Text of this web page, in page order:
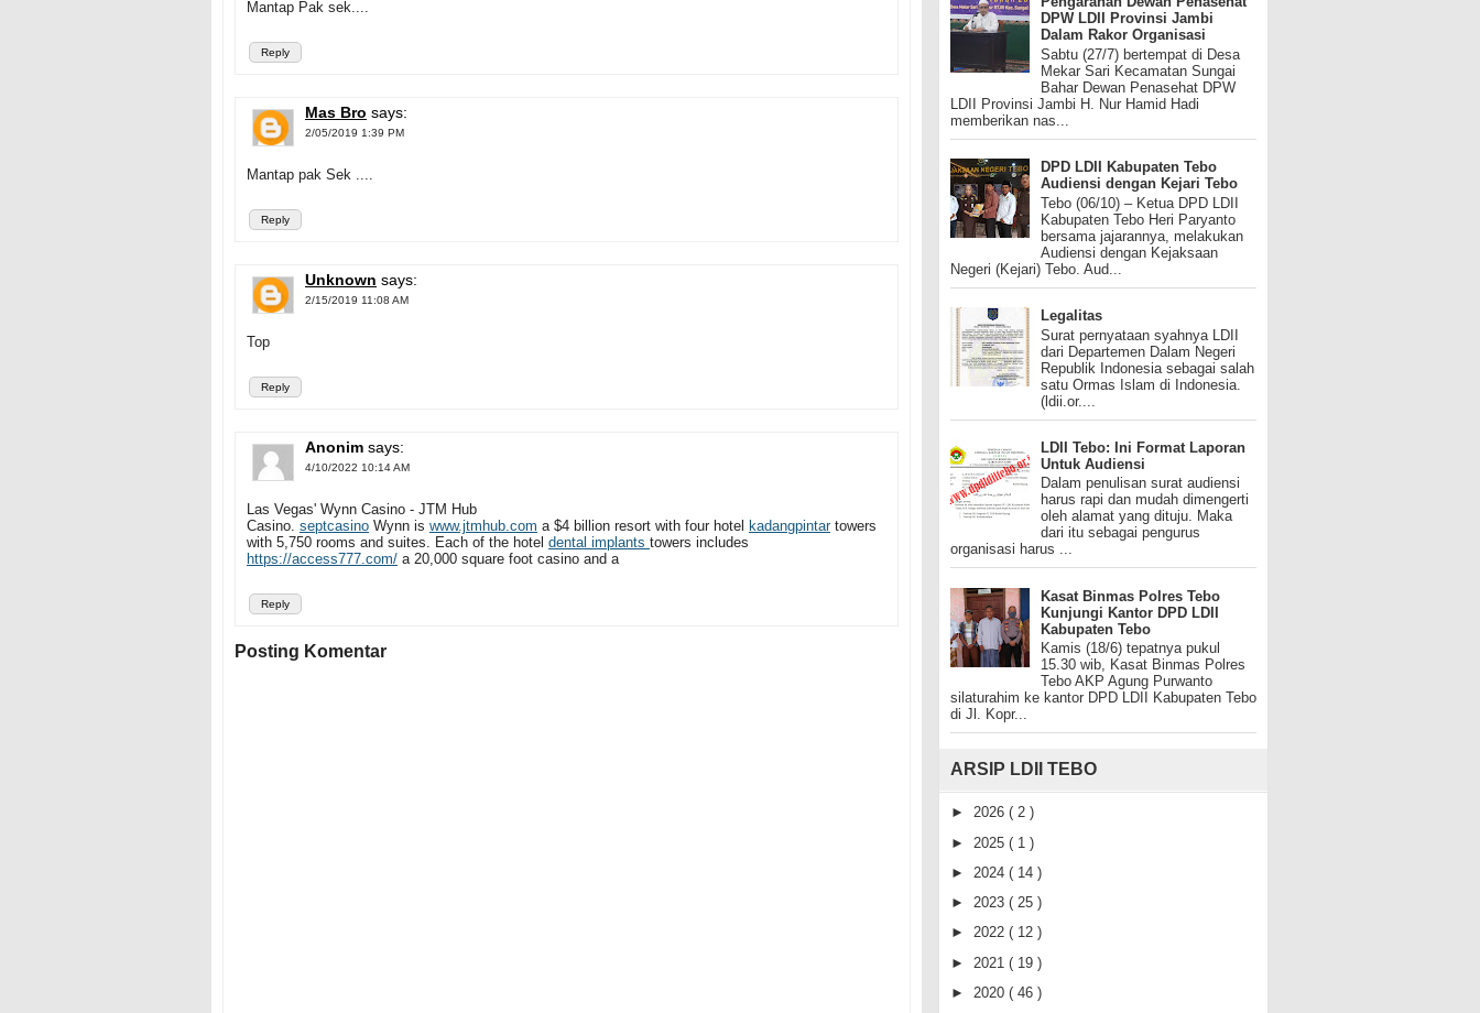
Reply
Mantap Pak sek....
Mas Bro says:
2/05/2019 1:39 PM
Reply
Mantap pak Sek ....
Unknown says:
2/15/2019 11:08 AM
Reply
Top
Anonim says:
4/10/2022 10:14 AM
Reply
Las Vegas' Wynn Casino - JTM Hub
Casino. septcasino Wynn is www.jtmhub.com a $4 billion resort with four hotel kadangpintartowers
with 5,750 rooms and suites. Each of the hotel dental implants towers includes
https://access777.com/ a 20,000 square foot casino and a
Posting Komentar
DPW LDII Provinsi Jambi
Dalam Rakor Organisasi
Sabtu (27/7) bertempat di Desa
Mekar Sari Kecamatan Sungai
Bahar Dewan Penasehat DPW
LDII Provinsi Jambi H. Nur Hamid Hadi
memberikan nas...
DPD LDII Kabupaten Tebo
Audiensi dengan Kejari Tebo
Tebo (06/10) – Ketua DPD LDII
Kabupaten Tebo Heri Paryanto
bersama jajarannya, melakukan
Audiensi dengan Kejaksaan
Negeri (Kejari) Tebo. Aud...
Legalitas
Surat pernyataan syahnya LDII
dari Departemen Dalam Negeri
Republik Indonesia sebagai salah
satu Ormas Islam di Indonesia.
(ldii.or....
LDII Tebo: Ini Format Laporan
Untuk Audiensi
Dalam penulisan surat audiensi
harus rapi dan mudah dimengerti
oleh alamat yang dituju. Maka
dari itu sebagai pengurus
organisasi harus ...
Kasat Binmas Polres Tebo
Kunjungi Kantor DPD LDII
Kabupaten Tebo
Kamis (18/6) tepatnya pukul
15.30 wib, Kasat Binmas Polres
Tebo AKP Agung Purwanto
silaturahim ke kantor DPD LDII Kabupaten Tebo
di Jl. Kopr...
ARSIP LDII TEBO
► 2026 ( 2 )
► 2025 ( 1 )
► 2024 ( 14 )
► 2023 ( 25 )
► 2022 ( 12 )
► 2021 ( 19 )
► 2020 ( 46 )